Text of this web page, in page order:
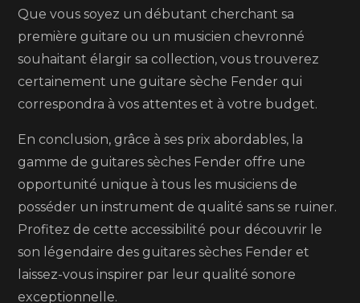
Que vous soyez un débutant cherchant sa
première guitare ou un musicien chevronné
souhaitant élargir sa collection, vous trouverez
certainement une guitare sèche Fender qui
correspondra à vos attentes et à votre budget.
En conclusion, grâce à ses prix abordables, la
gamme de guitares sèches Fender offre une
opportunité unique à tous les musiciens de
posséder un instrument de qualité sans se ruiner.
Profitez de cette accessibilité pour découvrir le
son légendaire des guitares sèches Fender et
laissez-vous inspirer par leur qualité sonore
exceptionnelle.